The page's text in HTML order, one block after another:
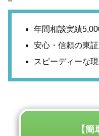
年間相談実績
安心・信頼の東
スピーディーな
【簡